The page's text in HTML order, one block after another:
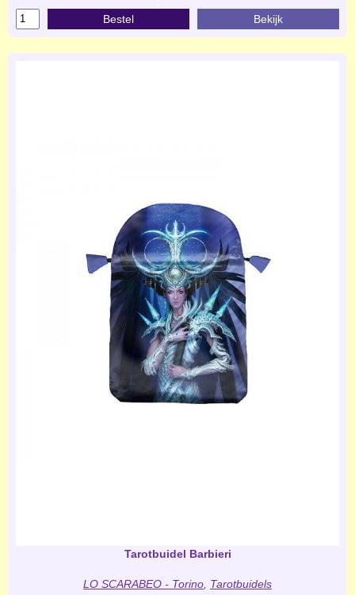
Bestel Bekijk
Tarotbuidel Barbieri
LO SCARABEO - Torino Tarotbuidels